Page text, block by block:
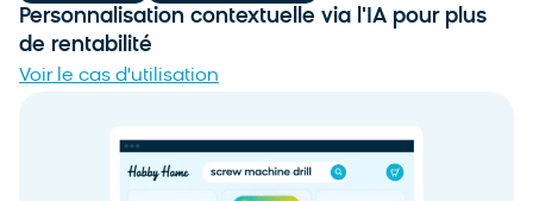
Personnalisation contextuelle via l'IA pour plus
de rentabilité
Voir le cas d'utilisation